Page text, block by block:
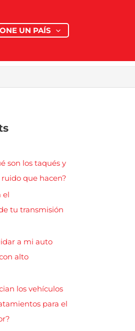
UN PAÍS
son los taqués y
que hacen?
el
tu transmisión
a mi auto
alto
los vehículos
para el